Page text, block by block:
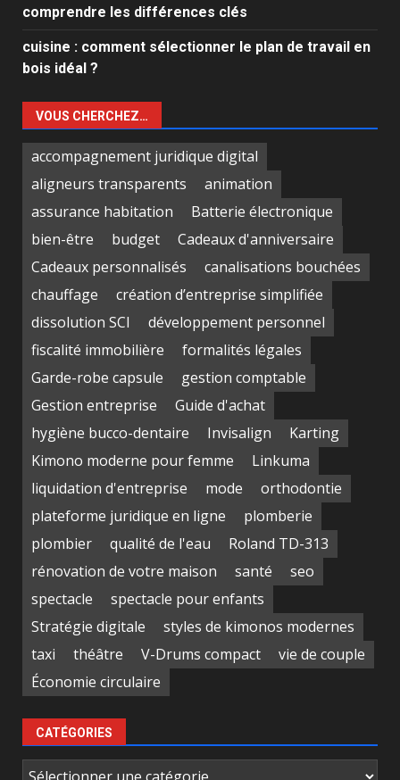
comprendre les différences clés
cuisine : comment sélectionner le plan de travail en
bois idéal ?
VOUS CHERCHEZ…
accompagnement juridique digital
aligneurs transparents
animation
assurance habitation
Batterie électronique
bien-être
budget
Cadeaux d'anniversaire
Cadeaux personnalisés
canalisations bouchées
chauffage
création d’entreprise simplifiée
dissolution SCI
développement personnel
fiscalité immobilière
formalités légales
Garde-robe capsule
gestion comptable
Gestion entreprise
Guide d'achat
hygiène bucco-dentaire
Invisalign
Karting
Kimono moderne pour femme
Linkuma
liquidation d'entreprise
mode
orthodontie
plateforme juridique en ligne
plomberie
plombier
qualité de l'eau
Roland TD-313
rénovation de votre maison
santé
seo
spectacle
spectacle pour enfants
Stratégie digitale
styles de kimonos modernes
taxi
théâtre V-Drums compact
vie de couple
Économie circulaire
CATÉGORIES
Catégories